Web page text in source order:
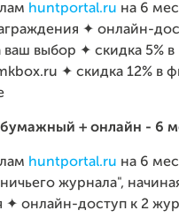
huntportal.ru на 6
✦ онлайн-
выбор ✦ скидка 5%
✦ скидка 12% в
+ онлайн - 6
huntportal.ru на 6
журнала",
✦ онлайн-доступ к 2